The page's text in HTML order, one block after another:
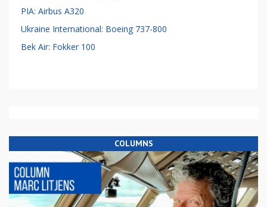
PIA: Airbus A320
Ukraine International: Boeing 737-800
Bek Air: Fokker 100
COLUMNS